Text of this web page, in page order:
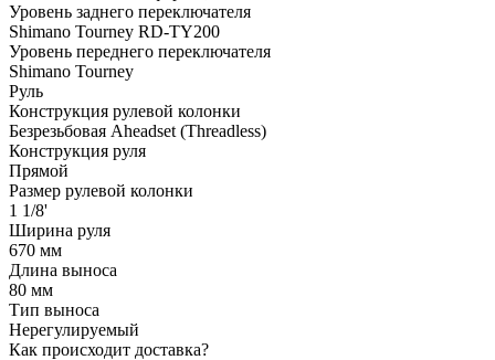
Уровень заднего переключателя
Shimano Tourney RD-TY200
Уровень переднего переключателя
Shimano Tourney
Руль
Конструкция рулевой колонки
Безрезьбовая Aheadset (Threadless)
Конструкция руля
Прямой
Размер рулевой колонки
1 1/8'
Ширина руля
670 мм
Длина выноса
80 мм
Тип выноса
Нерегулируемый
Как происходит доставка?